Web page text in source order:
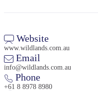
Website
www.wildlands.com.au
Email
info@wildlands.com.au
Phone
+61 8 8978 8980